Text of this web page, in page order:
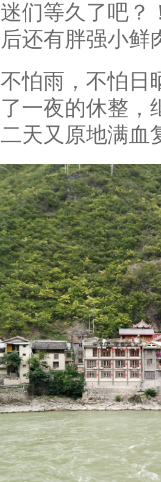
们等久了吧？
还有胖强小鲜
怕雨，不怕日
一夜的休整，
天又原地满血